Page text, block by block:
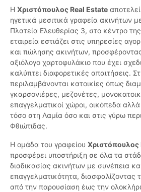
Η Χριστόπουλος Real Estate
ηγετικά μεσιτικά γραφεία ακινήτων
Πλατεία Ελευθερίας 3, στο κέντρο
εταιρεία εστιάζει στις υπηρεσίες
και πώλησης ακινήτων,
αξιόλογο χαρτοφυλάκιο που έχει
καλύπτει διαφορετικές απαιτήσεις.
περιλαμβάνονται κατοικίες όπως
γκαρσονιέρες, μεζονέτες,
επαγγελματικοί χώροι, οικόπεδα
τόσο στη Λαμία όσο και στις γύρω
Φθιώτιδας.
Η ομάδα του γραφείου Χριστόπουλος
προσφέρει υποστήριξη σε όλα τα
διαδικασίας ακινήτων με συνέπεια
επαγγελματικότητα, διασφαλίζοντας
από την παρουσίαση έως την